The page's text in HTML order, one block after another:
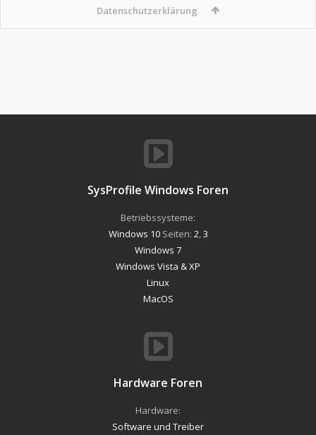
Datenschutzerklärung
SysProfile Windows Foren
Betriebssysteme:
Windows 10Seiten: 2 3
Windows 7
Windows Vista & XP
Linux
MacOS
Hardware Foren
Hardware:
Software und Treiber